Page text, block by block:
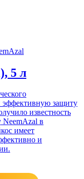
5 л
защиту
известность
NeemAzal в
имеет
и